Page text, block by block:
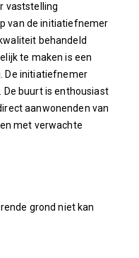
vaststelling
van de initiatiefnemer
behandeld
te maken is een
De initiatiefnemer
buurt is enthousiast
aanwonenden van
met verwachte
grond niet kan